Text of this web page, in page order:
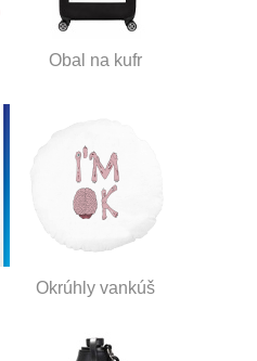
Obal na kufr
Okrúhly vankúš